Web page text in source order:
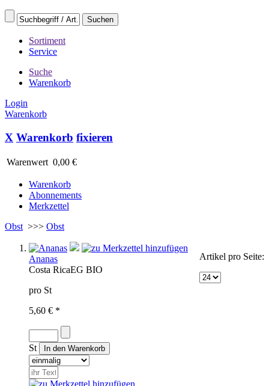
Sortiment
Service
Suche
Warenkorb
Login
Warenkorb
X Warenkorb fixieren
Warenwert 0,00 €
Warenkorb
Abonnements
Merkzettel
Obst >>> Obst
Artikel pro Seite:
Ananas
Costa RicaEG BIO
pro St
5,60 € *
St